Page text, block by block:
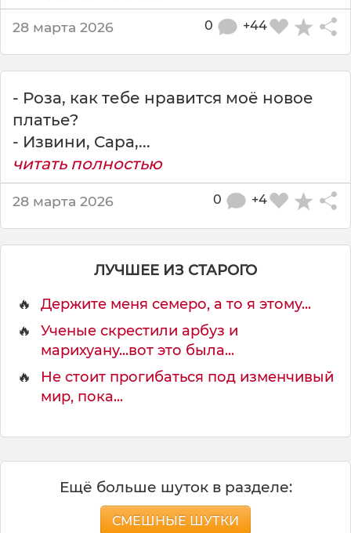
о
ч
л
а
28 марта 2026 +44
0
- Роза, как тебе нравится моё новое
платье?
- Извини, Сара,...
читать полностью
28 марта 2026 +4
0
ЛУЧШЕЕ ИЗ СТАРОГО
🔥
Держите меня семеро, а то я этому...
🔥
Ученые скрестили арбуз и
марихуану...вот это была...
🔥
Не стоит прогибаться под изменчивый
мир, пока...
Ещё больше шуток в разделе:
СМЕШНЫЕ ШУТКИ